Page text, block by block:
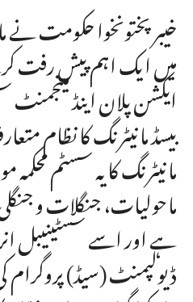
خیبرپختونخوا حکومت نے
میں ایک اہم پیش رفت
ایکشن پلان اینڈ
بیسڈ مانیٹرنگ کا نظام
مانیٹرنگ کا یہ سسٹم محکمہ
ماحولیات، جنگلات و
ہے اور اسے سسٹینیبل
ڈیولپمنٹ (سیڈ)